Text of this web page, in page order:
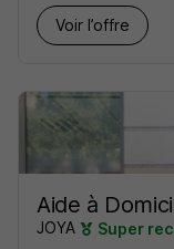
Voir l’offre
Aide à
JOYA Super